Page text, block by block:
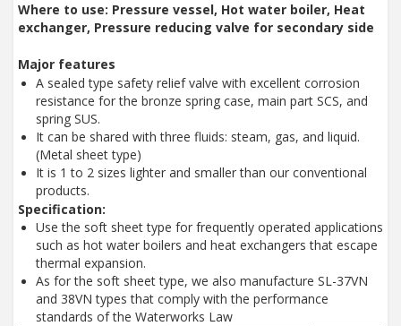
Where to use: Pressure vessel, Hot water boiler, Heat
exchanger, Pressure reducing valve for secondary side
Major features
A sealed type safety relief valve with excellent corrosion
resistance for the bronze spring case, main part SCS, and
spring SUS.
It can be shared with three fluids: steam, gas, and liquid.
(Metal sheet type)
It is 1 to 2 sizes lighter and smaller than our conventional
products.
Specification:
Use the soft sheet type for frequently operated applications
such as hot water boilers and heat exchangers that escape
thermal expansion.
As for the soft sheet type, we also manufacture SL-37VN
and 38VN types that comply with the performance
standards of the Waterworks Law